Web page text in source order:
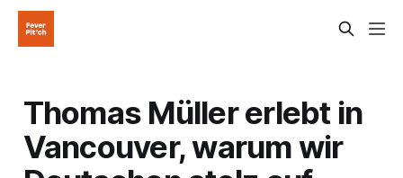
Thomas Müller erlebt in
Vancouver, warum wir